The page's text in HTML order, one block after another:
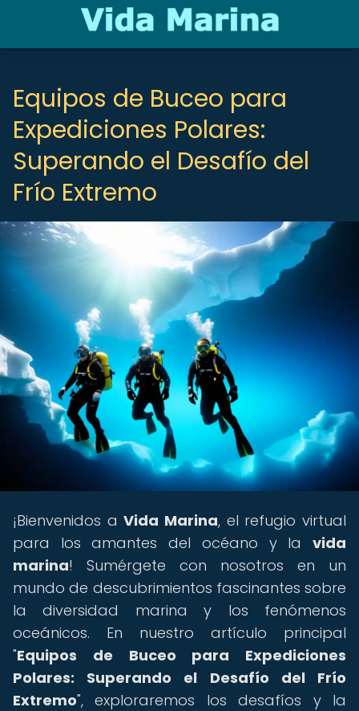
Equipos de Buceo para
Expediciones Polares:
Superando el Desafío del
Frío Extremo
¡Bienvenidos aVida Marina, el refugio virtual
para los amantes del océano y la vida
marina! Sumérgete con nosotros en un
mundo de descubrimientos fascinantes sobre
la diversidad marina y los fenómenos
oceánicos. En nuestro artículo principal
"Equipos de Buceo para Expediciones
Polares: Superando el Desafío del Frío
Extremo", exploraremos los desafíos y la